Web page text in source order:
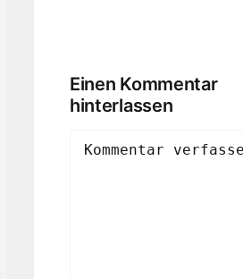
Einen Kommentar
hinterlassen
Comment